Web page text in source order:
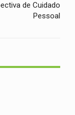
de Cuidado
Pessoal